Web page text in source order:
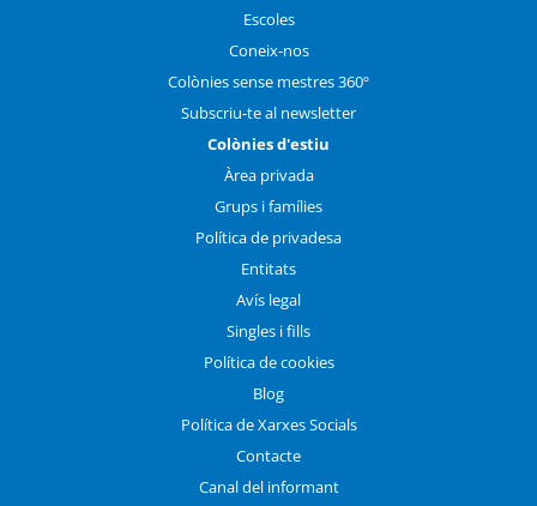
Escoles
Coneix-nos
Colònies sense mestres 360º
Subscriu-te al newsletter
Colònies d'estiu
Àrea privada
Grups i famílies
Política de privadesa
Entitats
Avís legal
Singles i fills
Política de cookies
Blog
Política de Xarxes Socials
Contacte
Canal del informant